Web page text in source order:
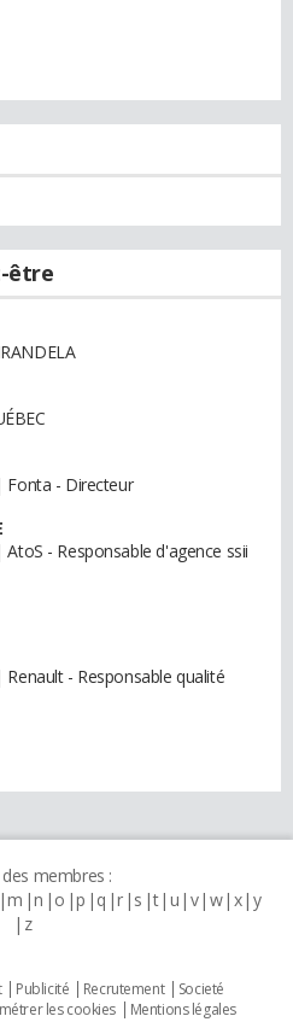
être
- Directeur
- Responsable d'agence ssii
- Responsable qualité
membres :
m n o p q r s t u v w x y
z
Publicité Recrutement
Societé
les cookies
Mentions légales